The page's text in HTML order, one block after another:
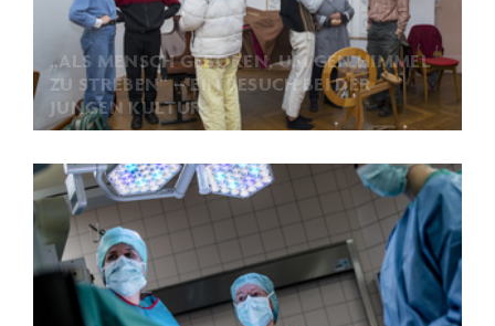
„ALS MENSCH GEBOREN, UM GEN HIMMEL
ZU STREBEN“ – EIN BESUCH BEI DER
JUNGEN KULTUR